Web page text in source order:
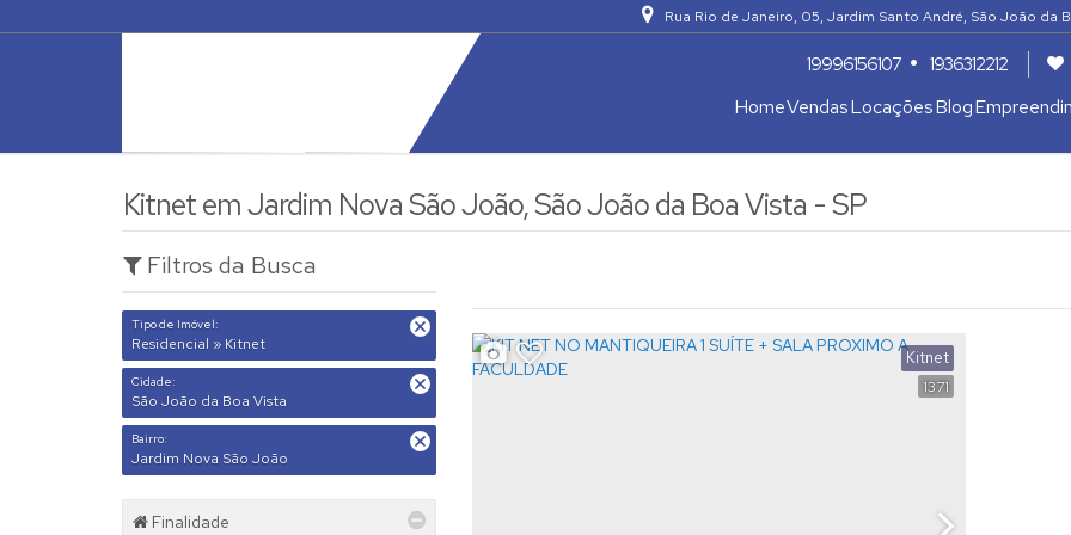
Rua Rio de Janeiro, 05, Jardim Santo André, São João da
19996156107 1936312212
Blog
Locações
Vendas
Home
Kitnet em Jardim Nova São João, São João da Boa Vista - SP
Filtros da Busca
Tipo de Imóvel:
Residencial » Kitnet
Cidade:
São João da Boa Vista
Bairro:
Jardim Nova São João
Finalidade
1371
Kitnet